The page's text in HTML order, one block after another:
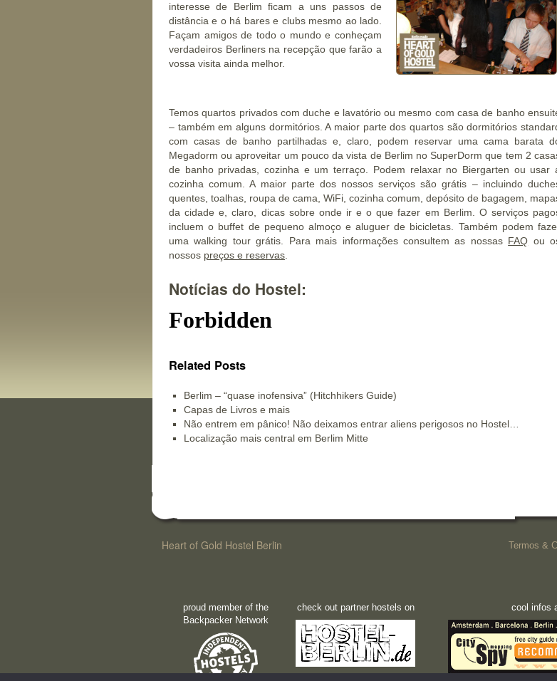
interesse de Berlim ficam a uns passos de
distância e o há barese clubs mesmo ao lado.
Façam amigos de todo o mundo e conheçam
verdadeiros Berliners na recepção que farão a
vossa visita ainda melhor.
Temos quartos privados com duche e lavatório ou mesmo com casa de banho
– também em alguns dormitórios. A maior parte dos quartos são dormitórios
com casas de banho partilhadas e, claro, podem reservar uma cama barata
Megadorm ou aproveitar um pouco da vista de Berlim no SuperDorm que tem 2
de banho privadas, cozinha e um terraço. Podem relaxar no Biergarten ou usar
cozinha comum. A maior parte dos nossos serviços são grátis – incluindo
quentes, toalhas, roupa de cama, WiFi, cozinha comum, depósito de bagagem,
da cidade e, claro, dicas sobre onde ir e o que fazer em Berlim. O serviços
incluem o buffet de pequeno almoço e aluguer de bicicletas. Também podem
uma walking tour grátis. Para mais informações consultem as nossas FAQ ou
nossos preços e reservas
Notícias do Hostel:
Related Posts
Berlim – “quase inofensiva” (Hitchhikers Guide)
Capas de Livros e mais
Não entrem em pânico! Não deixamos entrar aliens perigosos no Hostel…
Localização mais central em Berlim Mitte
Heart of Gold Hostel Berlin Termos &
proud member of the
Backpacker Network
check out partner hostels on cool infos